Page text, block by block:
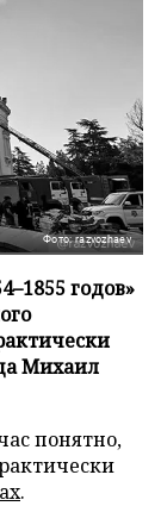
Фото: razvozhaev
годов»
Михаил
понятно,
.